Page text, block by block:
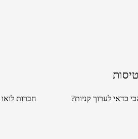
כדאי לערוך קניות? חברות